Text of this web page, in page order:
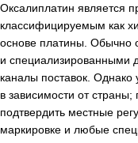
Оксалиплатин является
классифицируемым как
основе платины. Обычно
и специализированными
каналы поставок. Однако
в зависимости от
подтвердить местные
маркировке и любые